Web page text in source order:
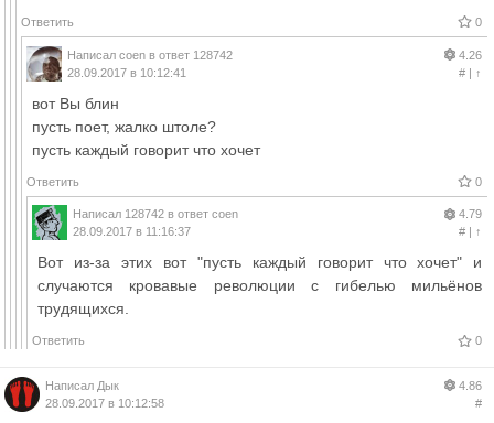
Ответить 0
Написал coen в ответ 128742
28.09.2017 в 10:12:41
4.26
#| ↑
вот Вы блин
пусть поет, жалко штоле?
пусть каждый говорит что хочет
Ответить 0
Написал 128742 в ответ coen
28.09.2017 в 11:16:37
4.79
#| ↑
Вот из-за этих вот "пусть каждый говорит что хочет" и
случаются кровавые революции с гибелью мильёнов
трудящихся.
Ответить 0
Написал Дык
28.09.2017 в 10:12:58
4.86
#